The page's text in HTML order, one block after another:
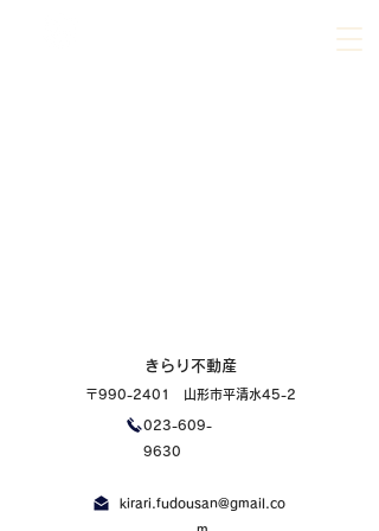
きらり不動産
〒990-2401 山形市平清水45-2
023-609-
9630
kirari.fudousan@gmail.co